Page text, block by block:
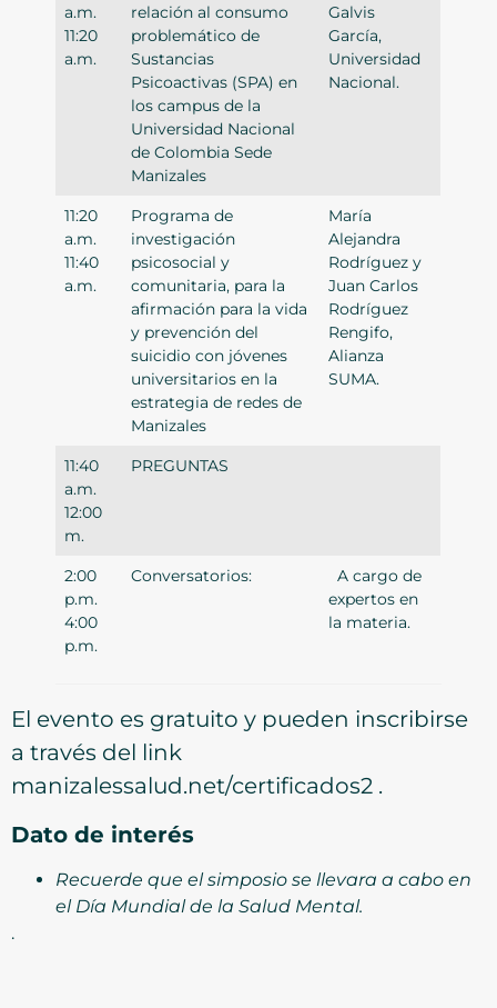
a.m.
11:20
a.m.
relación al consumo
problemático de
Sustancias
Psicoactivas (SPA) en
los campus de la
Universidad Nacional
de Colombia Sede
Manizales
Galvis
García,
Universidad
Nacional.
11:20
a.m.
11:40
a.m.
Programa de
investigación
psicosocial y
comunitaria, para la
afirmación para la vida
y prevención del
suicidio con jóvenes
universitarios en la
estrategia de redes de
Manizales
María
Alejandra
Rodríguez y
Juan Carlos
Rodríguez
Rengifo,
Alianza
SUMA.
11:40
a.m.
12:00
m.
PREGUNTAS
2:00
p.m.
4:00
p.m.
Conversatorios:
A cargo de
expertos en
la materia.
El evento es gratuito y pueden inscribirse
a través del link
manizalessalud.net/certificados2 .
Dato de interés
Recuerde que el simposio se llevara a cabo en
el Día Mundial de la Salud Mental.
.